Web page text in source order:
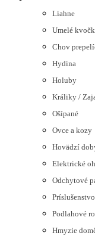
Liahne
Umelé
Chov
Hydina
Holuby
Králiky /
Ošípané
Ovce a kozy
Hovädzí
Elektrické
Odchytové
Podlahové
Hmyzie